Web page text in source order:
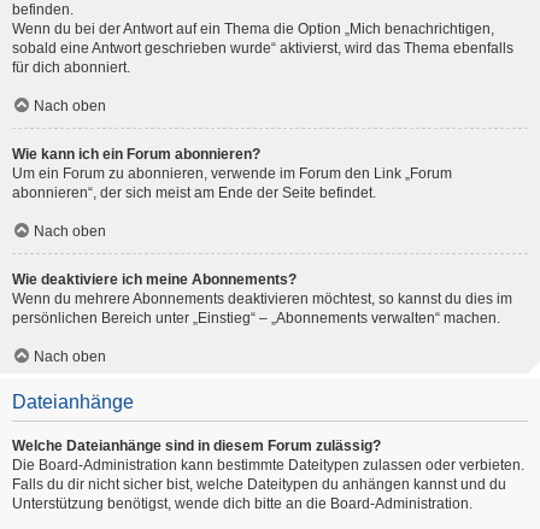
befinden.
Wenn du bei der Antwort auf ein Thema die Option „Mich benachrichtigen,
sobald eine Antwort geschrieben wurde“ aktivierst, wird das Thema ebenfalls
für dich abonniert.
Nach oben
Wie kann ich ein Forum abonnieren?
Um ein Forum zu abonnieren, verwende im Forum den Link „Forum
abonnieren“, der sich meist am Ende der Seite befindet.
Nach oben
Wie deaktiviere ich meine Abonnements?
Wenn du mehrere Abonnements deaktivieren möchtest, so kannst du dies im
persönlichen Bereich unter „Einstieg“ – „Abonnements verwalten“ machen.
Nach oben
Dateianhänge
Welche Dateianhänge sind in diesem Forum zulässig?
Die Board-Administration kann bestimmte Dateitypen zulassen oder verbieten.
Falls du dir nicht sicher bist, welche Dateitypen du anhängen kannst und du
Unterstützung benötigst, wende dich bitte an die Board-Administration.